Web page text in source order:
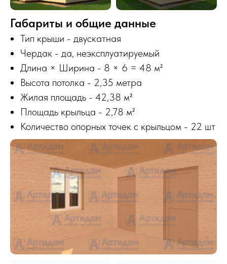
Габариты и общие данные
Тип крыши - двускатная
Чердак - да, неэксплуатируемый
Длина × Ширина - 8 × 6 = 48 м²
Высота потолка - 2,35 метра
Жилая площадь - 42,38 м²
Площадь крыльца - 2,78 м²
Количество опорных точек с крыльцом - 22 шт